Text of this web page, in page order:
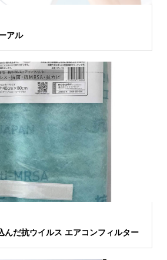
アル
んだ抗ウイルス エアコンフィルター